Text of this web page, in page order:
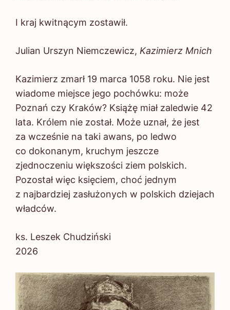
I kraj kwitnącym zostawił.
Julian Urszyn Niemczewicz, Kazimierz Mnich
Kazimierz zmarł 19 marca 1058 roku. Nie jest
wiadome miejsce jego pochówku: może
Poznań czy Kraków? Książę miał zaledwie 42
lata. Królem nie został. Może uznał, że jest
za wcześnie na taki awans, po ledwo
co dokonanym, kruchym jeszcze
zjednoczeniu większości ziem polskich.
Pozostał więc księciem, choć jednym
z najbardziej zasłużonych w polskich dziejach
władców.
ks. Leszek Chudziński
2026